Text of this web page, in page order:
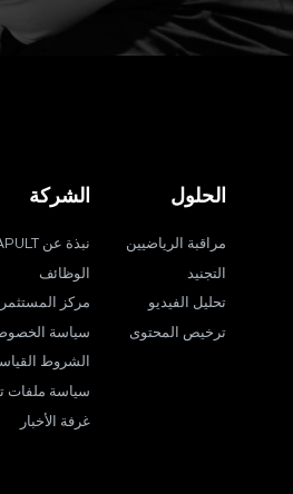
الحلول
مراقبة الرياضيين
التجنيد
تحليل الفيديو
ترخيص المحتوى
الشركة
نبذة عن CATAPULT
الوظائف
مركز
سياسة
الشروط
سياسة ملفات
غرفة الأخبار